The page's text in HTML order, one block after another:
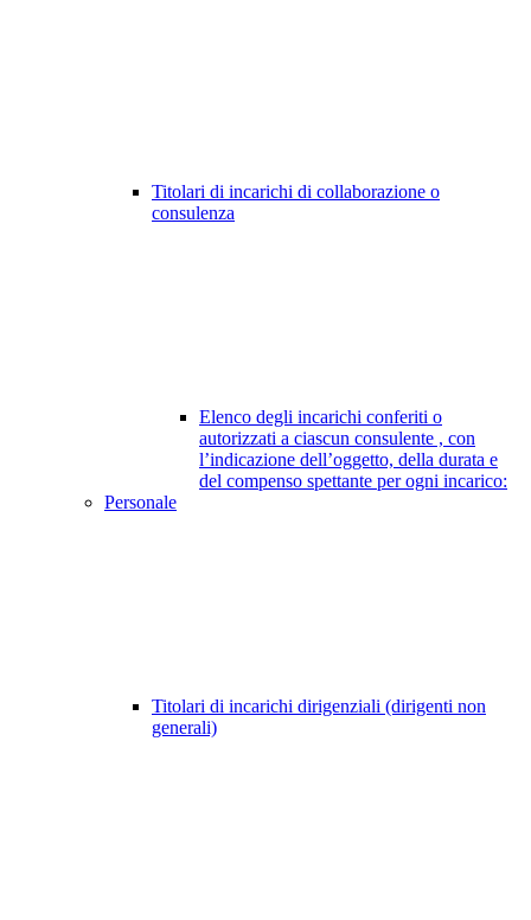
Titolari di incarichi di collaborazione o
consulenza
Elenco degli incarichi conferiti o
autorizzati a ciascun consulente , con
l’indicazione dell’oggetto, della durata e
del compenso spettante per ogni incarico:
Personale
Titolari di incarichi dirigenziali (dirigenti non
generali)